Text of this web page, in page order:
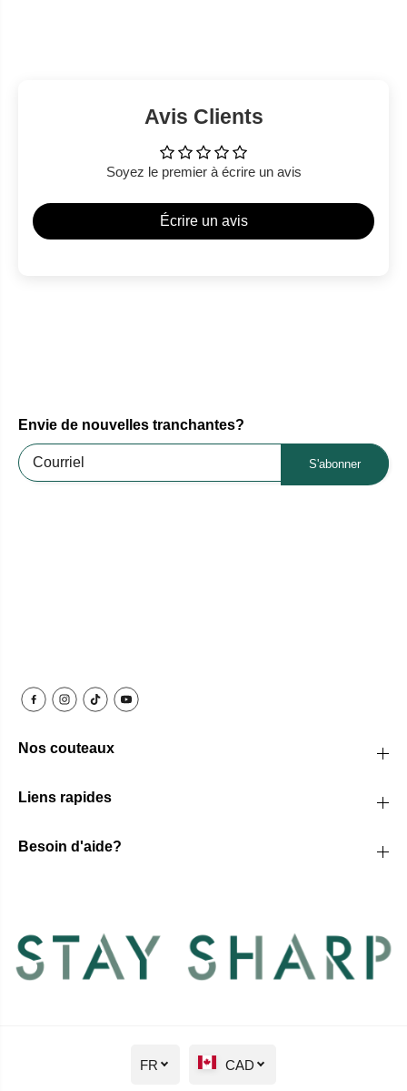
Avis Clients
Soyez le premier à écrire un avis
Écrire un avis
Envie de nouvelles tranchantes?
S'abonner
Nos couteaux
Liens rapides
Besoin d'aide?
FR CAD